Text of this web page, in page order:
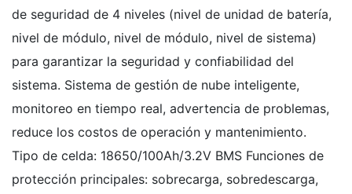
de seguridad de 4 niveles (nivel de unidad de batería,
nivel de módulo, nivel de módulo, nivel de sistema)
para garantizar la seguridad y confiabilidad del
sistema. Sistema de gestión de nube inteligente,
monitoreo en tiempo real, advertencia de problemas,
reduce los costos de operación y mantenimiento.
Tipo de celda: 18650/100Ah/3.2V BMS Funciones de
protección principales: sobrecarga, sobredescarga,